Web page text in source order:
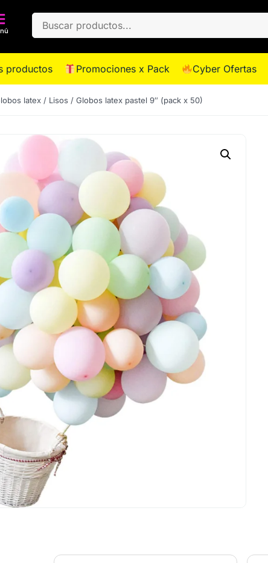
productos Promociones x Pack Cyber Ofertas
latex / Lisos / Globos latex pastel 9″ (pack x 50)